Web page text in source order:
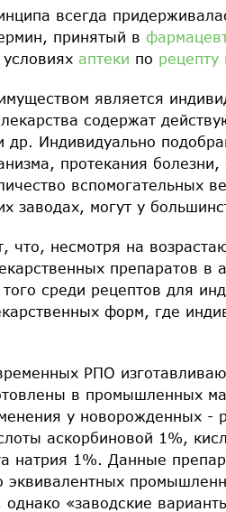
всегда
принятый в
аптеки по рецепту
является
содержат
др. Индивидуально
протекания
вспомогательных
заводах, могут у
что, несмотря на
препаратов в
среди рецептов для
форм, где
РПО
в промышленных
у новорожденных
аскорбиновой 1%,
натрия 1%. Данные
эквивалентных
«заводские